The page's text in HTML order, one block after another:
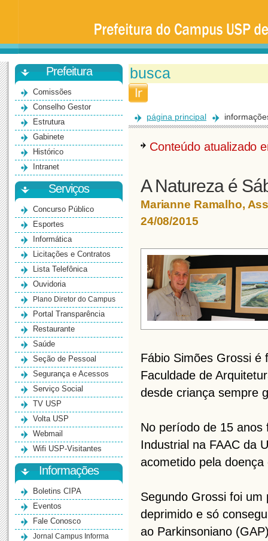
Universidade
São
Paulo
-
BauruPrefeitura
Comissões
Conselho Gestor
Estrutura
Gabinete
Histórico
Intranet
Serviços
Concurso Público
Esportes
Informática
Licitações e Contratos
Lista Telefônica
Ouvidoria
Plano Diretor do Campus
Portal Transparência
Restaurante
Saúde
Seção de Pessoal
Segurança e Acessos
Serviço Social
TV USP
Volta USP
Webmail
Wifi USP-Visitantes
Informações
Boletins CIPA
Eventos
Fale Conosco
Jornal Campus Informa
página principal
Conteúdo atualizado
A Natureza é
Marianne Ramalho,
24/08/2015
Fábio Simões Grossi é
Faculdade de
desde criança sempre
No período de 15 anos
Industrial na FAAC da
acometido pela
Segundo Grossi foi
deprimido e só
ao Parkinsoniano